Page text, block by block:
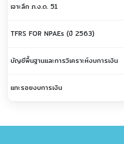
เจาะลึก ภ.ง.ด. 51
TFRS FOR NPAEs (ปี 2563)
บัญชีพื้นฐานและการวิเคราะห์งบการเงิน
แกะรอยงบการเงิน